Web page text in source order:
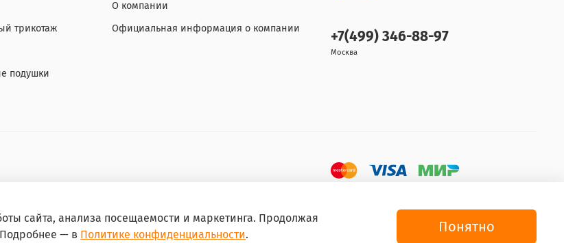
трикотаж
подушки
О компании
Официальная информация о компании
+7(499) 346-88-97
Москва
сайта, анализа посещаемости и маркетинга. Продолжая
— в Политике конфиденциальности. Понятно